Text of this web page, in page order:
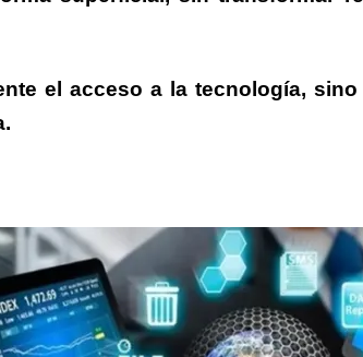
el acceso a la tecnología,